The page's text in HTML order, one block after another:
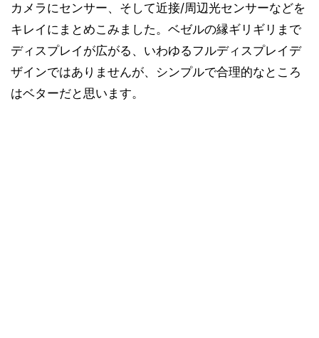
カメラにセンサー、そして近接/周辺光センサーなどを
キレイにまとめこみました。ベゼルの縁ギリギリまで
ディスプレイが広がる、いわゆるフルディスプレイデ
ザインではありませんが、シンプルで合理的なところ
はベターだと思います。